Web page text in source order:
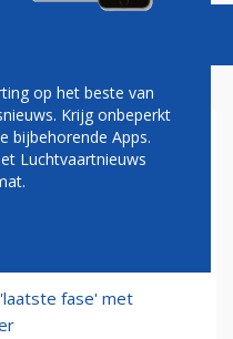
slachtoffer
fase' met
op het beste van
Krijg onbeperkt
bijbehorende Apps.
Luchtvaartnieuws